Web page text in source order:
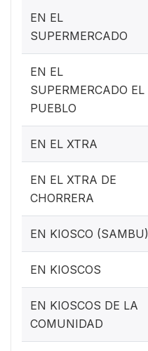
EN EL
SUPERMERCADO
EN EL
SUPERMERCADO EL
PUEBLO
EN EL XTRA
EN EL XTRA DE
CHORRERA
EN KIOSCO (SAMBU)
EN KIOSCOS
EN KIOSCOS DE LA
COMUNIDAD